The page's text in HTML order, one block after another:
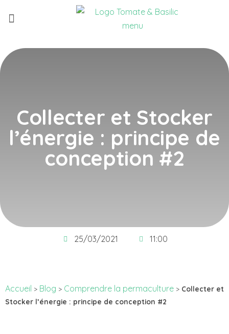
Collecter et Stocker
l’énergie : principe de
conception #2
25/03/2021 11:00
Accueil > Blog > Comprendre la permaculture > Collecter et
Stocker l’énergie : principe de conception #2